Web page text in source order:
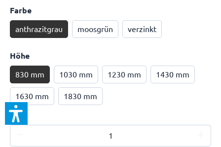
Farbe
anthrazitgrau moosgrün verzinkt
Höhe
830 mm 1030 mm 1230 mm 1430 mm
1630 mm 1830 mm